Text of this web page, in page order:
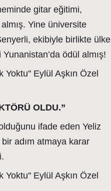
gitar eğitimi,
Yine üniversite
ekibiyle birlikte ülke
ödül almış!
OLDU.”
ifade eden Yeliz
adım atmaya karar